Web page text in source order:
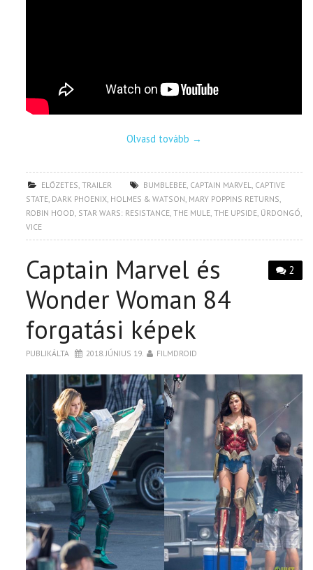
Olvasd tovább →
ELŐZETES ,TRAILER BUMBLEBEE CAPTAIN MARVEL
CAPTIVE
STATE DARK PHOENIX HOLMES & WATSON MARY POPPINS RETURNS
ROBIN HOOD STAR WARS: RESISTANCE ,THE MULE ,THE UPSIDE ŰRDONGÓ
VICE
2
Captain Marvel és
Wonder Woman 84
forgatási képek
PUBLIKÁLTA 2018. JÚNIUS 19. FILMDROID